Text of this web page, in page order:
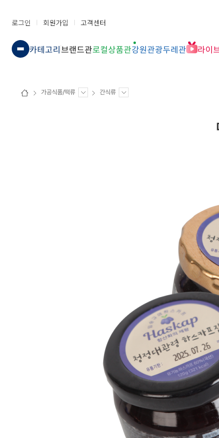
로그인 회원가입 고객센터
카테고리브랜드관로컬상품관강원관광두레관 라이
가공식품/떡류 간식류